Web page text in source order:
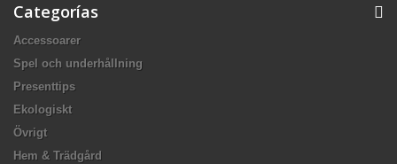
Categorías
Accessoarer
Spel och underhållning
Presenttips
Ekologiskt
Övrigt
Hem & Trädgård